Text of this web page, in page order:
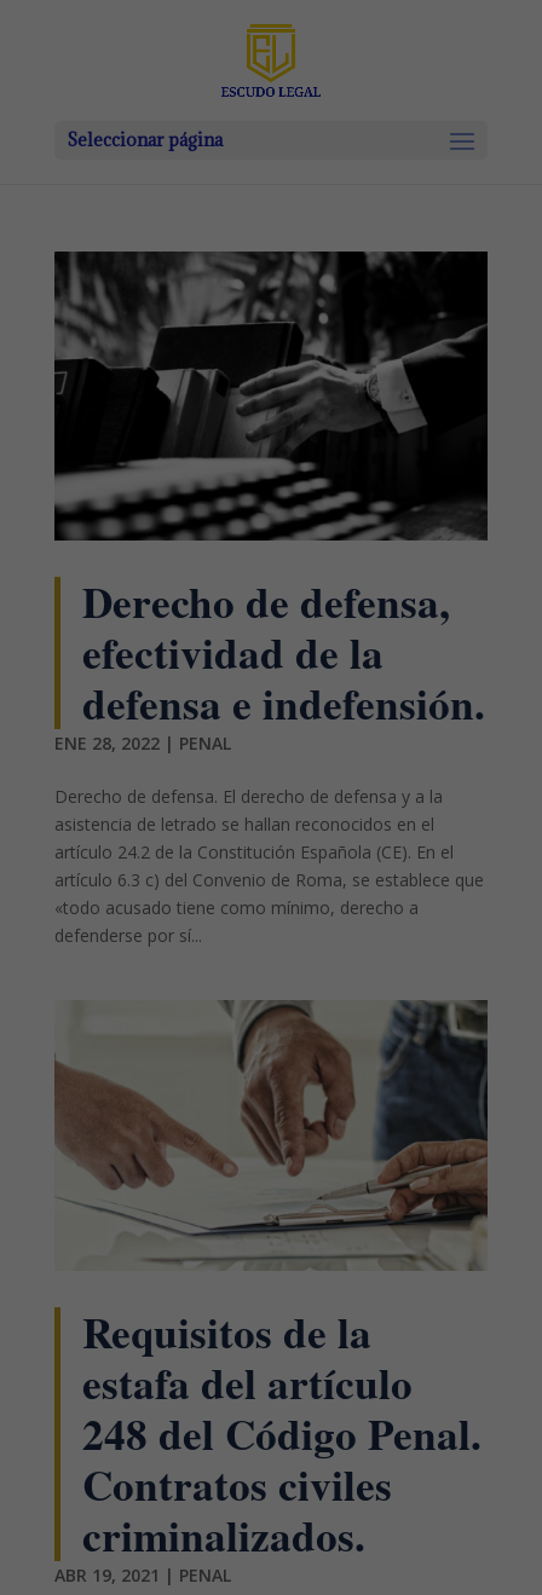
Seleccionar página
Derecho de defensa,
efectividad de la
defensa e indefensión.
ENE 28, 2022| PENAL
Derecho de defensa. El derecho de defensa y a la
asistencia de letrado se hallan reconocidos en el
artículo 24.2 de la Constitución Española (CE). En el
artículo 6.3 c) del Convenio de Roma, se establece que
«todo acusado tiene como mínimo, derecho a
defenderse por sí...
Requisitos de la
estafa del artículo
248 del Código Penal.
Contratos civiles
criminalizados.
ABR 19, 2021 | PENAL